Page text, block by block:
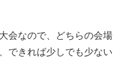
会なので、どちらの会場
できれば少しでも少ない